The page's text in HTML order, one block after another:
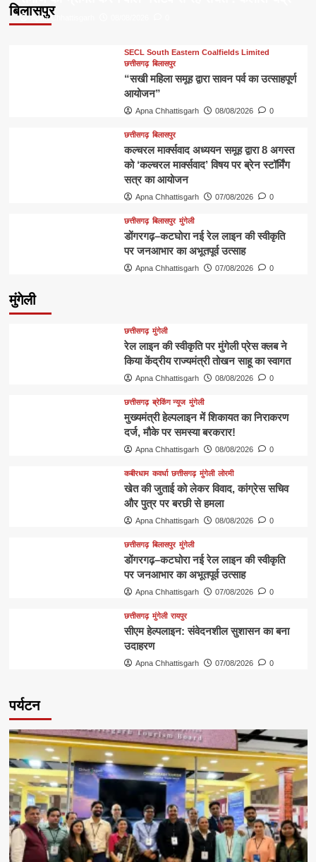
बिलासपुरApna Chhattisgarh
SECL South Eastern Coalfields Limited
छत्तीसगढ़ बिलासपुर
“सखी महिला समूह द्वारा सावन पर्व का उत्साहपूर्ण
आयोजन”
Apna Chhattisgarh 08/08/2026 0
छत्तीसगढ़ बिलासपुर
कल्चरल मार्क्सवाद अध्ययन समूह द्वारा 8 अगस्त
को ‘कल्चरल मार्क्सवाद’ विषय पर ब्रेन स्टॉर्मिंग
सत्र का आयोजन
Apna Chhattisgarh 07/08/2026 0
छत्तीसगढ़ बिलासपुर मुंगेली
डोंगरगढ़–कटघोरा नई रेल लाइन की स्वीकृति
पर जनआभार का अभूतपूर्व उत्साह
Apna Chhattisgarh 07/08/2026 0
मुंगेली
छत्तीसगढ़ मुंगेली
रेल लाइन की स्वीकृति पर मुंगेली प्रेस क्लब ने
किया केंद्रीय राज्यमंत्री तोखन साहू का स्वागत
Apna Chhattisgarh 08/08/2026 0
छत्तीसगढ़ ब्रेकिंग न्यूज मुंगेली
मुख्यमंत्री हेल्पलाइन में शिकायत का निराकरण
दर्ज, मौके पर समस्या बरकरार!
Apna Chhattisgarh 08/08/2026 0
कबीरधाम कवर्धा छत्तीसगढ़ मुंगेली लोरमी
खेत की जुताई को लेकर विवाद, कांग्रेस सचिव
और पुत्र पर बरछी से हमला
Apna Chhattisgarh 08/08/2026 0
छत्तीसगढ़ बिलासपुर मुंगेली
डोंगरगढ़–कटघोरा नई रेल लाइन की स्वीकृति
पर जनआभार का अभूतपूर्व उत्साह
Apna Chhattisgarh 07/08/2026 0
छत्तीसगढ़ मुंगेली रायपुर
सीएम हेल्पलाइन: संवेदनशील सुशासन का बना
उदाहरण
Apna Chhattisgarh 07/08/2026 0
पर्यटन